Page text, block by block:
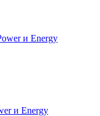
и Energy